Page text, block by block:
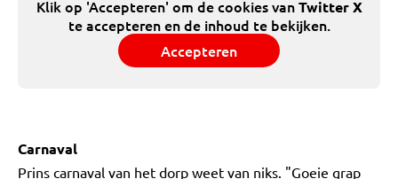
Klik op 'Accepteren' om de cookies vanTwitter X
te accepteren en de inhoud te bekijken.
Accepteren
Carnaval
Prins carnaval van het dorp weet van niks. "Goeie grap